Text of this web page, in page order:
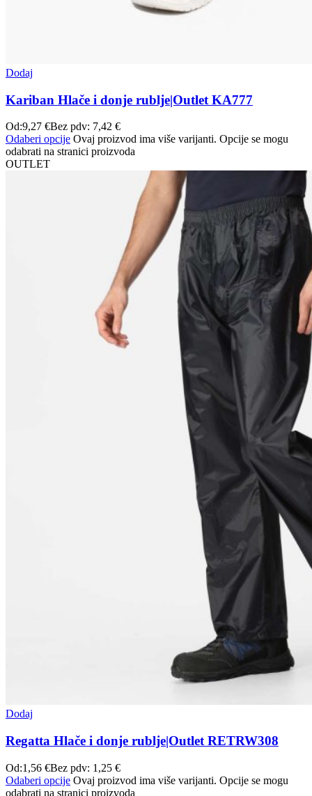
Dodaj
Kariban Hlače i donje rublje|Outlet KA777
Od:9,27 €Bez pdv: 7,42 €
Odaberi opcije Ovaj proizvod ima više varijanti. Opcije se mogu
odabrati na stranici proizvoda
OUTLET
Dodaj
Regatta Hlače i donje rublje|Outlet RETRW308
Od:1,56 €Bez pdv: 1,25 €
Odaberi opcije Ovaj proizvod ima više varijanti. Opcije se mogu
odabrati na stranici proizvoda